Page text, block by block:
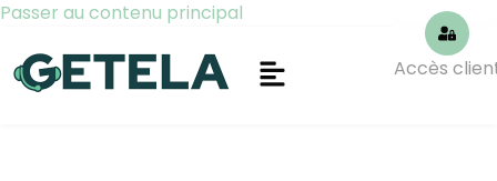
Passer au contenu principal
Accès